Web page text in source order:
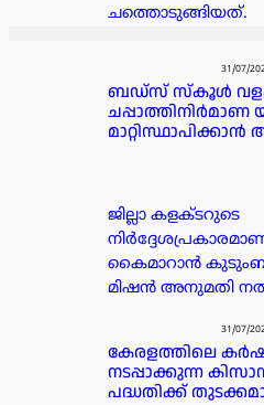
ചത്തൊടുങ്ങിയത്.
31/07/
ബഡ്‌സ് സ്കൂൾ
ചപ്പാത്തിനിർമാണ
ജില്ലാ കളക്ടറുടെ
നിർദ്ദേശപ്രകാരമാണ്
കൈമാറാൻ
മിഷൻ അനുമതി
31/07/
കേരളത്തിലെ
നടപ്പാക്കുന്ന
പദ്ധതിക്ക്